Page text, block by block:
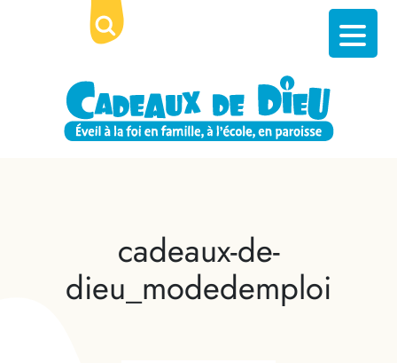
cadeaux-de-
dieu_modedemploi